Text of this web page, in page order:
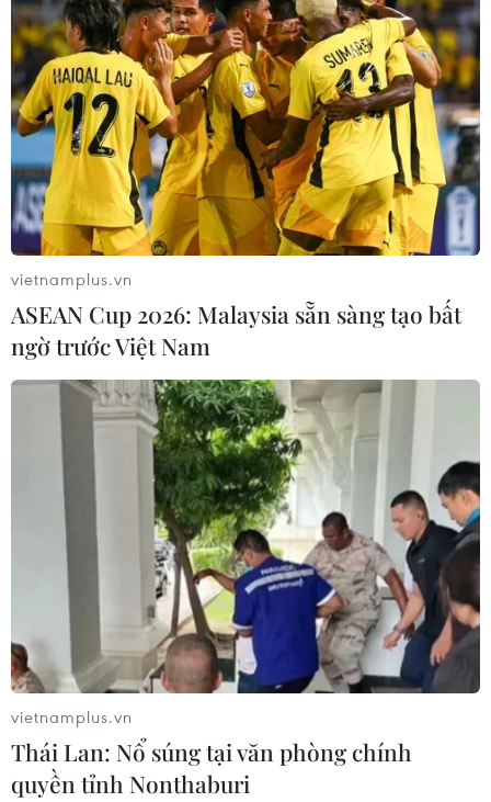
CĂNG THẲNG NGA-UKRAINE
Nga sẵn sàng mở cửa đàm phán
Ukraine nhưng ra điều kiện về an ninh
Tấn công gây nhiều thương vong tại Nga và
Ukraine
Liên hợp quốc kêu gọi chấm dứt tấn công dân
thường trong xung đột Nga-Ukraine
của Ukraine
NATO ưu tiên đẩy nhanh chuyển giao hệ thống
phòng không cho Ukraine
TIN LIÊN QUAN
vietnamplus.vn
ASEAN Cup 2026: Malaysia sẵn sàng tạo bất
ngờ trước Việt Nam
vietnamplus.vn
Thái Lan: Nổ súng tại văn phòng chính
quyền tỉnh Nonthaburi